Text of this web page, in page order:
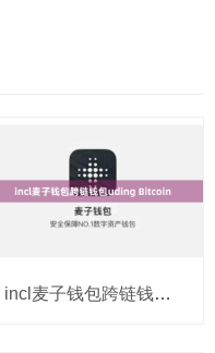
incl麦子钱包跨链钱包uding Bitcoin